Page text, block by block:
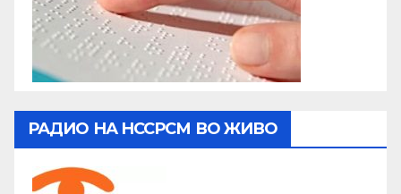
РАДИО НА НССРСМ ВО ЖИВО